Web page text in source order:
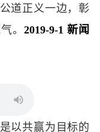
道正义一边，彰
。2019-9-1 新闻
以共赢为目标的